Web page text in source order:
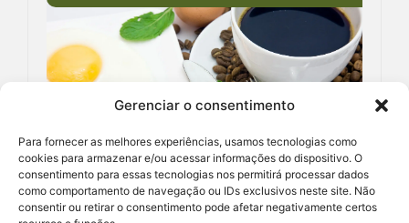
Gerenciar o consentimento
Para fornecer as melhores experiências, usamos tecnologias como
cookies para armazenar e/ou acessar informações do dispositivo. O
consentimento para essas tecnologias nos permitirá processar dados
como comportamento de navegação ou IDs exclusivos neste site. Não
consentir ou retirar o consentimento pode afetar negativamente certos
Inflação dos alimentos –